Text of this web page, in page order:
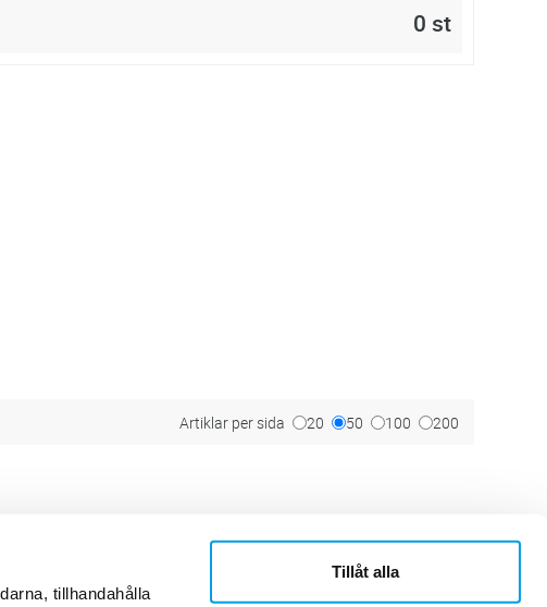
tillhandahålla
Tillåt alla
0 st
Artiklar per sida 20 50 100 200
Om Sonepar
Historik